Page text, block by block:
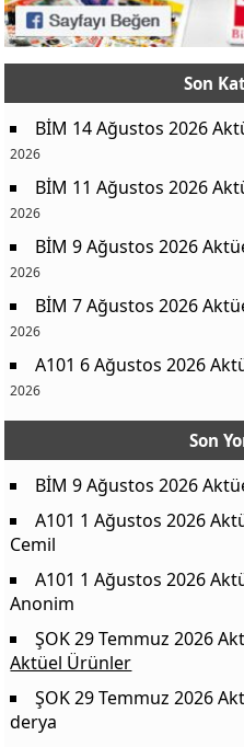
Son
BİM 14 Ağustos 2026
2026
BİM 11 Ağustos 2026
2026
BİM 9 Ağustos 2026
2026
BİM 7 Ağustos 2026
2026
A101 6 Ağustos 2026
2026
Son
BİM 9 Ağustos 2026
A101 1 Ağustos 2026
Cemil
A101 1 Ağustos 2026
Anonim
ŞOK 29 Temmuz 2026
Aktüel Ürünler
ŞOK 29 Temmuz 2026
derya